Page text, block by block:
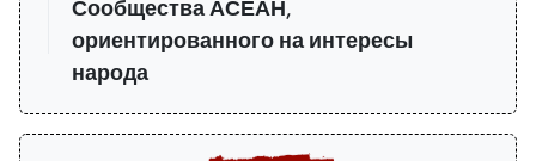
Сообщества АСЕАН,
ориентированного на интересы
народа